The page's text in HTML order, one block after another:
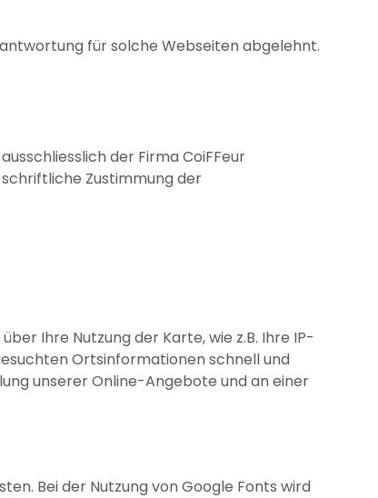
für solche Webseiten abgelehnt.
der Firma CoiFFeur
Zustimmung der
Ihre Nutzung der Karte, wie z.B. Ihre IP-
Ortsinformationen schnell und
unserer Online-Angebote und an einer
Bei der Nutzung von Google Fonts wird